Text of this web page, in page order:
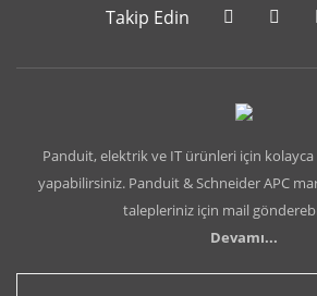
Takip Edin
Panduit, elektrik ve IT ürünleri için
yapabilirsiniz. Panduit & Schneider APC
talepleriniz için mail
Devamı...